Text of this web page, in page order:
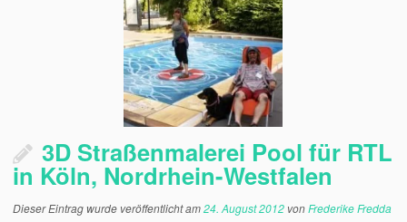
3D Straßenmalerei Pool für RTL
in Köln, Nordrhein-Westfalen
Dieser Eintrag wurde veröffentlicht am24. August 2012 vonFrederike Fredda